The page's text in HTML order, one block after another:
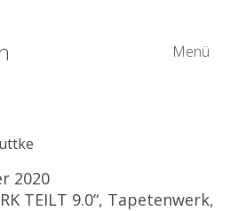
Menü
2020
TEILT 9.0“, Tapetenwerk,